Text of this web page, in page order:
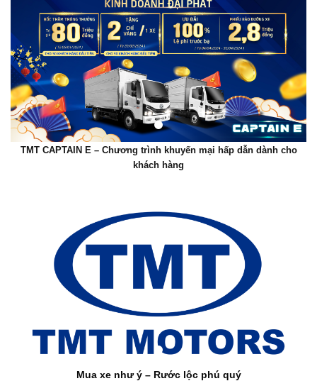
TMT CAPTAIN E – Chương trình khuyến mại hấp dẫn dành cho
khách hàng
Mua xe như ý – Rước lộc phú quý